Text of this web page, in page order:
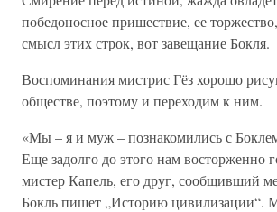
победоносное пришествие, ее
смысл этих строк, вот завещание Бокля.
Воспоминания мистрис Гёз хорошо
обществе, поэтому и переходим к ним.
«Мы – я и муж – познакомились с
Еще задолго до этого нам восторженно
мистер Капель, его друг, сообщивший
Бокль пишет „Историю цивилизации“.